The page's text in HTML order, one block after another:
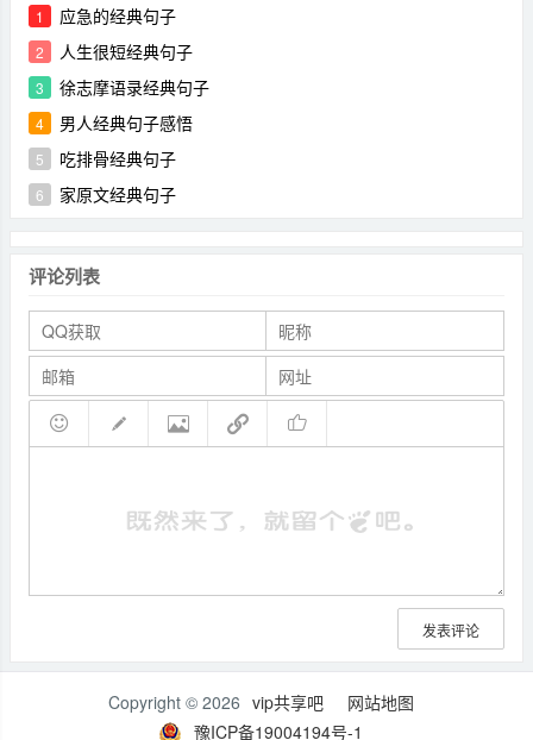
1 应急的经典句子
2 人生很短经典句子
3 徐志摩语录经典句子
4 男人经典句子感悟
5 吃排骨经典句子
6 家原文经典句子
评论列表
发表评论
Copyright © 2026 vip共享吧
网站地图
豫ICP备19004194号-1